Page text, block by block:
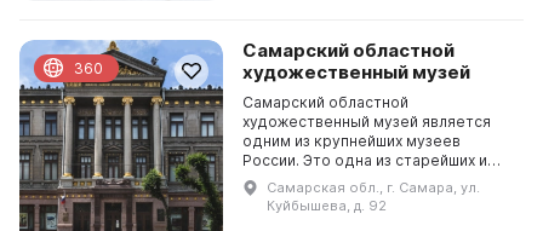
Самарский областной
художественный музей
Самарский областной
художественный музей является
одним из крупнейших музеев
России. Это одна из старейших и
престижных выставочных площадок
в Самарской области, где
проводятся мастер-классы, лекции
Самарская обл., г. Самара, ул.
Куйбышева, д. 92
360